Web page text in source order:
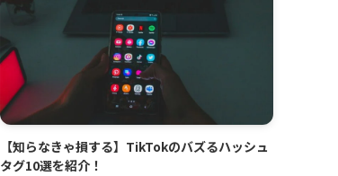
【知らなきゃ損する】TikTokのバズるハッシュ
タグ10選を紹介！